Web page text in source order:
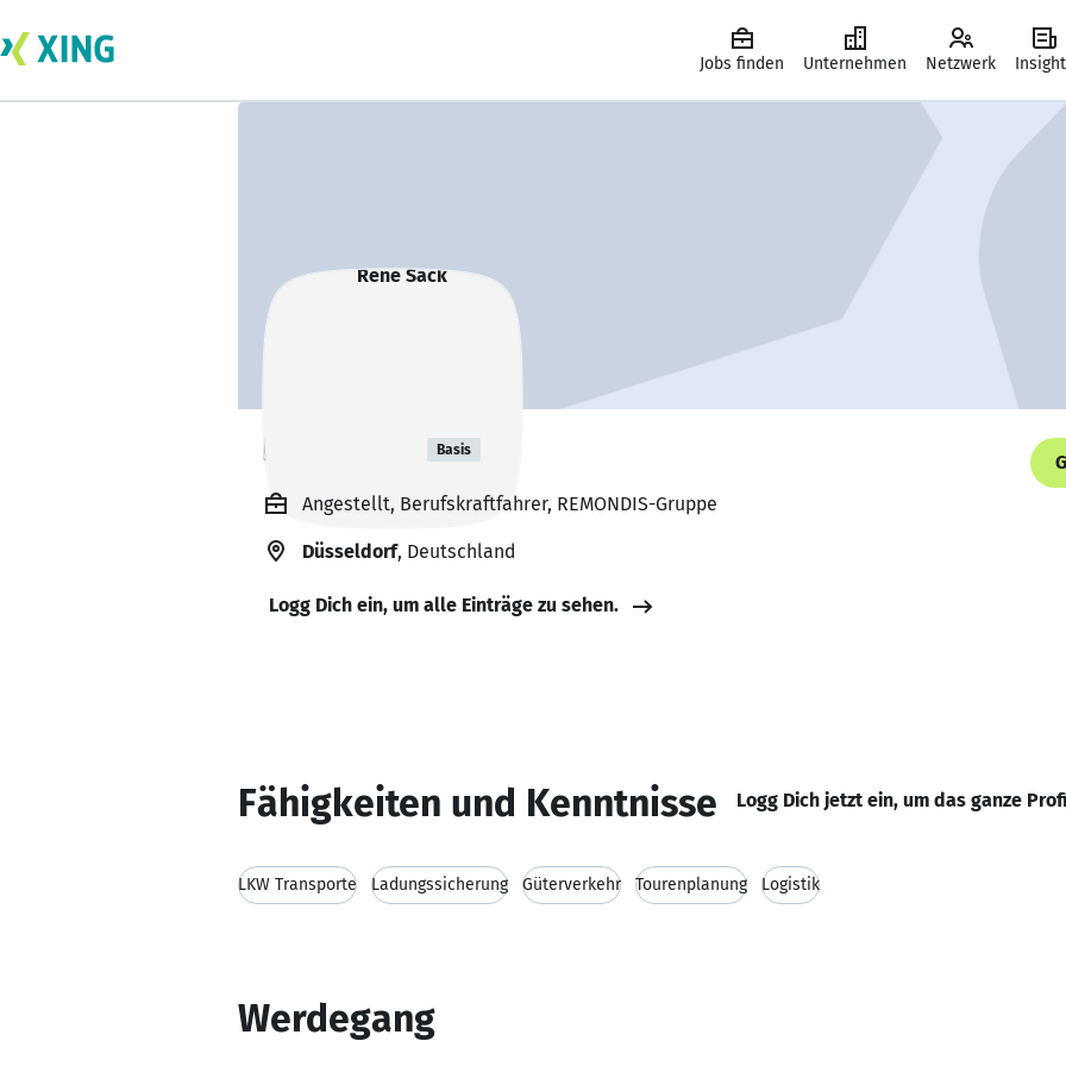
Jobs finden Unternehmen Netzwerk
Rene Sack Basis
Angestellt, Berufskraftfahrer, REMONDIS-Gruppe
Düsseldorf, Deutschland
Logg Dich ein, um alle Einträge zu sehen.
Fähigkeiten und Kenntnisse Logg Dich jetzt ein, um das ganze
LKW Transporte Ladungssicherung Güterverkehr Tourenplanung Logistik
Werdegang